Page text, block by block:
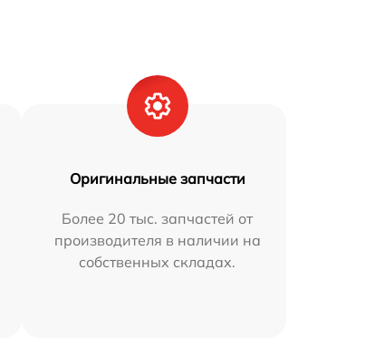
Оригинальные запчасти
Более 20 тыс. запчастей от
производителя в наличии на
собственных складах.